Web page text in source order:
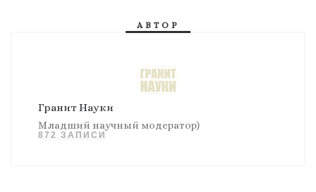
АВТОР
Гранит Науки
Младший научный модератор)
872 ЗАПИСИ